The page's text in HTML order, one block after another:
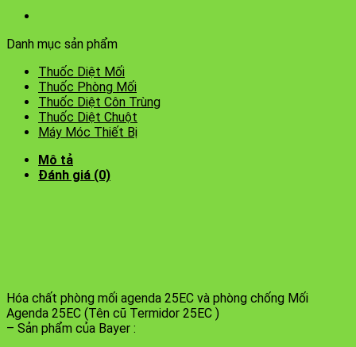
Danh mục sản phẩm
Thuốc Diệt Mối
Thuốc Phòng Mối
Thuốc Diệt Côn Trùng
Thuốc Diệt Chuột
Máy Móc Thiết Bị
Mô tả
Đánh giá (0)
Hóa chất phòng mối agenda 25EC và phòng chống Mối
Agenda 25EC (Tên cũ Termidor 25EC )
– Sản phẩm của Bayer :